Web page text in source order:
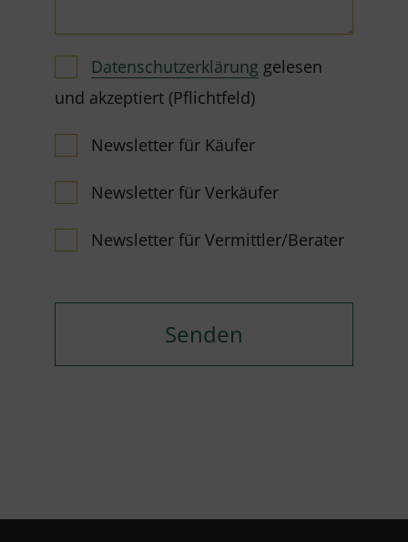
Datenschutzerklärung gelesen
und akzeptiert (Pflichtfeld)
Newsletter für Käufer
Newsletter für Verkäufer
Newsletter für Vermittler/Berater